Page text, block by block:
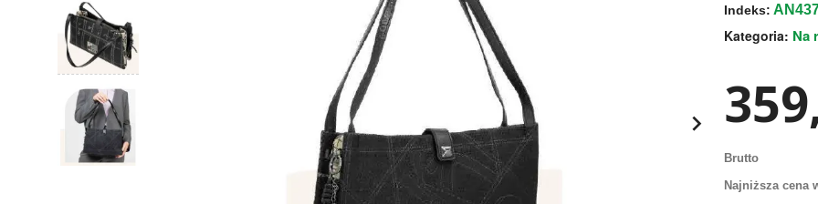

Indeks:
Kategoria: Na
Brutto
Najniższa cena